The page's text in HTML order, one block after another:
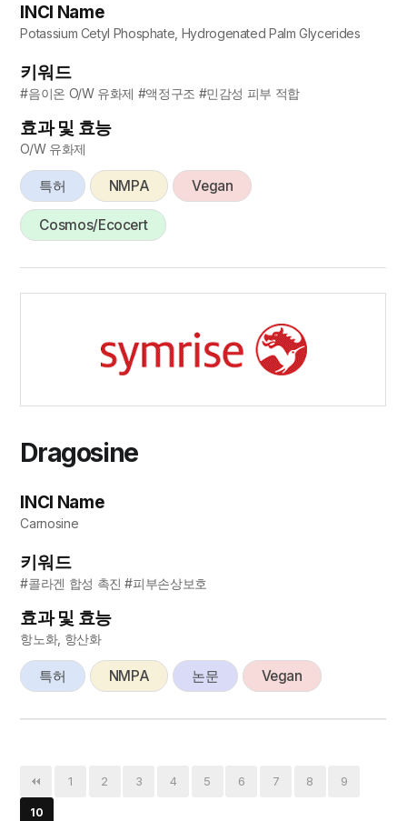
INCI Name
Potassium Cetyl Phosphate, Hydrogenated Palm Glycerides
키워드
#음이온 O/W 유화제 #액정구조 #민감성 피부 적합
효과 및 효능
O/W 유화제
특허 NMPA Vegan
Cosmos/Ecocert
Dragosine
INCI Name
Carnosine
키워드
#콜라겐 합성 촉진 #피부손상보호
효과 및 효능
항노화, 항산화
특허 NMPA 논문 Vegan
1 2 3 4 5 6 7 8 9
10